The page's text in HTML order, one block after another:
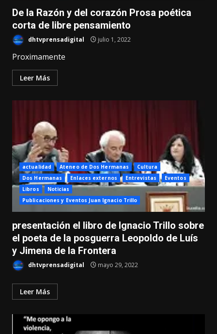
De la Razón y del corazón Prosa poética
corta de libre pensamiento
dhtvprensadigital julio 1, 2022
Proximamente
Leer Más
actualidad Ateneo de Dos Hermanas
Cultura
Dos Hermanas
Enlaces externos Entrevistas
Eventos
Libros
Noticias
Publicaciones y Eventos Juan Ignacio Trillo
presentación el libro de Ignacio Trillo sobre
el poeta de la posguerra Leopoldo de Luís
y Jimena de la Frontera
dhtvprensadigital mayo 29, 2022
Leer Más